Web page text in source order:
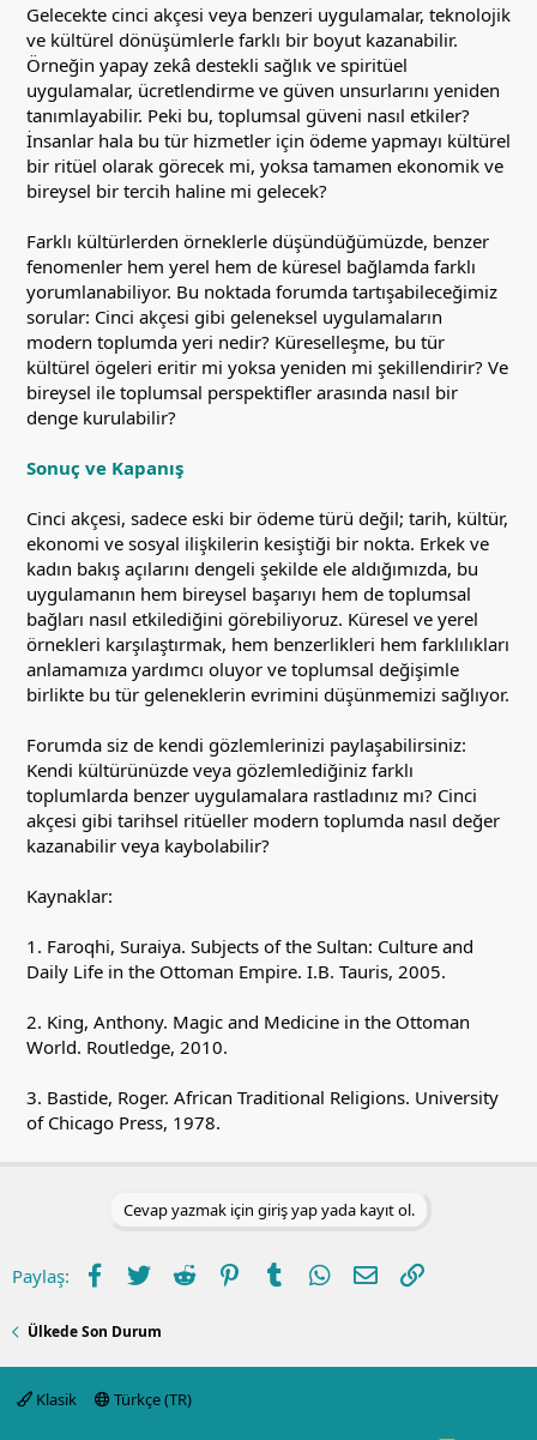
Gelecekte cinci akçesi veya benzeri uygulamalar, teknolojik
ve kültürel dönüşümlerle farklı bir boyut kazanabilir.
Örneğin yapay zekâ destekli sağlık ve spiritüel
uygulamalar, ücretlendirme ve güven unsurlarını yeniden
tanımlayabilir. Peki bu, toplumsal güveni nasıl etkiler?
İnsanlar hala bu tür hizmetler için ödeme yapmayı kültürel
bir ritüel olarak görecek mi, yoksa tamamen ekonomik ve
bireysel bir tercih haline mi gelecek?
Farklı kültürlerden örneklerle düşündüğümüzde, benzer
fenomenler hem yerel hem de küresel bağlamda farklı
yorumlanabiliyor. Bu noktada forumda tartışabileceğimiz
sorular: Cinci akçesi gibi geleneksel uygulamaların
modern toplumda yeri nedir? Küreselleşme, bu tür
kültürel ögeleri eritir mi yoksa yeniden mi şekillendirir? Ve
bireysel ile toplumsal perspektifler arasında nasıl bir
denge kurulabilir?
Sonuç ve Kapanış
Cinci akçesi, sadece eski bir ödeme türü değil; tarih, kültür,
ekonomi ve sosyal ilişkilerin kesiştiği bir nokta. Erkek ve
kadın bakış açılarını dengeli şekilde ele aldığımızda, bu
uygulamanın hem bireysel başarıyı hem de toplumsal
bağları nasıl etkilediğini görebiliyoruz. Küresel ve yerel
örnekleri karşılaştırmak, hem benzerlikleri hem farklılıkları
anlamamıza yardımcı oluyor ve toplumsal değişimle
birlikte bu tür geleneklerin evrimini düşünmemizi sağlıyor.
Forumda siz de kendi gözlemlerinizi paylaşabilirsiniz:
Kendi kültürünüzde veya gözlemlediğiniz farklı
toplumlarda benzer uygulamalara rastladınız mı? Cinci
akçesi gibi tarihsel ritüeller modern toplumda nasıl değer
kazanabilir veya kaybolabilir?
Kaynaklar:
1. Faroqhi, Suraiya. Subjects of the Sultan: Culture and
Daily Life in the Ottoman Empire. I.B. Tauris, 2005.
2. King, Anthony. Magic and Medicine in the Ottoman
World. Routledge, 2010.
3. Bastide, Roger. African Traditional Religions. University
of Chicago Press, 1978.
Cevap yazmak için giriş yap yada kayıt ol.
Paylaş: Facebook
TwitterReddit PinterestTumblrWhatsApp
E-postaLink
Ülkede Son Durum
Klasik Türkçe (TR)